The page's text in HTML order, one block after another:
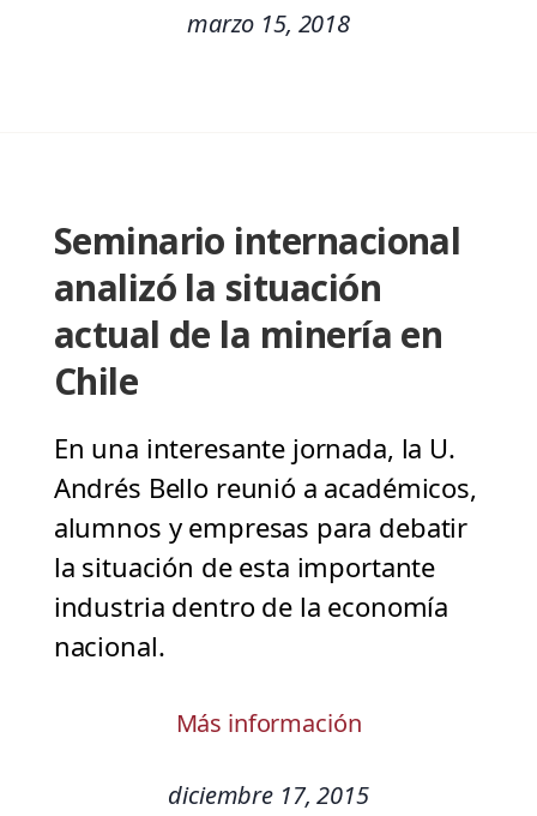
marzo 15, 2018
Seminario internacional
analizó la situación
actual de la minería en
Chile
En una interesante jornada, la U.
Andrés Bello reunió a académicos,
alumnos y empresas para debatir
la situación de esta importante
industria dentro de la economía
nacional.
Más información
diciembre 17, 2015